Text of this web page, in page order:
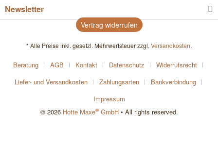
Newsletter
Vertrag widerrufen
* Alle Preise inkl. gesetzl. Mehrwertsteuer zzgl. Versandkosten.
Beratung AGB Kontakt Datenschutz
Widerrufsrecht
Liefer- und Versandkosten
Zahlungsarten
Bankverbindung
Impressum
© 2026 Hotte Maxe®GmbH• All rights reserved.